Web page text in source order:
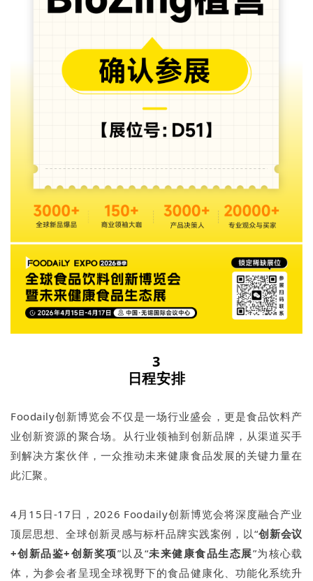
3
日程安排
Foodaily创新博览会不仅是一场行业盛会，更是食品饮料产
业创新资源的聚合场。从行业领袖到创新品牌，从渠道买手
到解决方案伙伴，一众推动未来健康食品发展的关键力量在
此汇聚。
4月15日-17日，2026 Foodaily创新博览会将深度融合产业
顶层思想、全球创新灵感与标杆品牌实践案例，以“创新会议
+创新品鉴+创新奖项”以及“未来健康食品生态展”为核心载
体，为参会者呈现全球视野下的食品健康化、功能化系统升